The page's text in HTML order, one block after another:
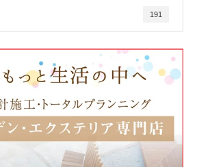
191